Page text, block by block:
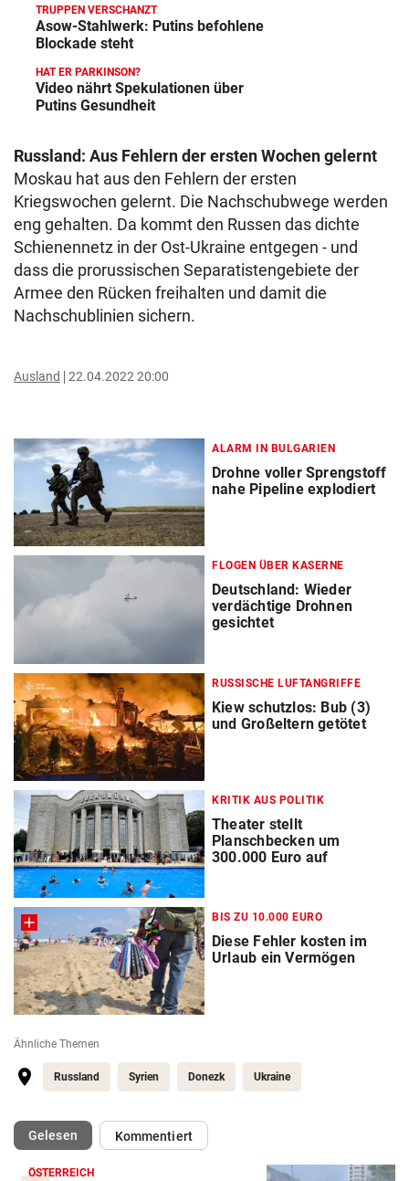
TRUPPEN VERSCHANZT
Asow-Stahlwerk: Putins befohlene
Blockade steht
HAT ER PARKINSON?
Video nährt Spekulationen über
Putins Gesundheit
Russland: Aus Fehlern der ersten Wochen gelernt
Moskau hat aus den Fehlern der ersten
Kriegswochen gelernt. Die Nachschubwege werden
eng gehalten. Da kommt den Russen das dichte
Schienennetz in der Ost-Ukraine entgegen - und
dass die prorussischen Separatistengebiete der
Armee den Rücken freihalten und damit die
Nachschublinien sichern.
Ausland 22.04.2022 20:00
ALARM IN BULGARIEN
Drohne voller Sprengstoff
nahe Pipeline explodiert
FLOGEN ÜBER KASERNE
Deutschland: Wieder
verdächtige Drohnen
gesichtet
RUSSISCHE LUFTANGRIFFE
Kiew schutzlos: Bub (3)
und Großeltern getötet
KRITIK AUS POLITIK
Theater stellt
Planschbecken um
300.000 Euro auf
BIS ZU 10.000 EURO
Diese Fehler kosten im
Urlaub ein Vermögen
Ähnliche Themen
Russland Syrien Donezk Ukraine
Gelesen(ausgewählt)Kommentiert
ÖSTERREICH